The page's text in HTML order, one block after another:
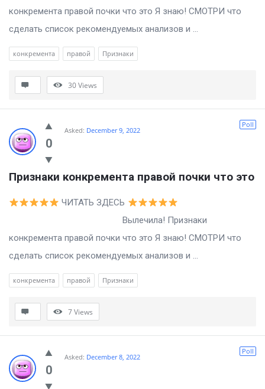
конкремента правой почки что это Я знаю! СМОТРИ что
сделать список рекомендуемых анализов и ...
конкремента правой Признаки
30Views
0
Poll
Asked: December 9, 2022
Признаки конкремента правой почки что это
ЧИТАТЬ ЗДЕСЬ
Вылечила! Признаки
конкремента правой почки что это Я знаю! СМОТРИ что
сделать список рекомендуемых анализов и ...
конкремента правой Признаки
7Views
0
Poll
Asked: December 8, 2022